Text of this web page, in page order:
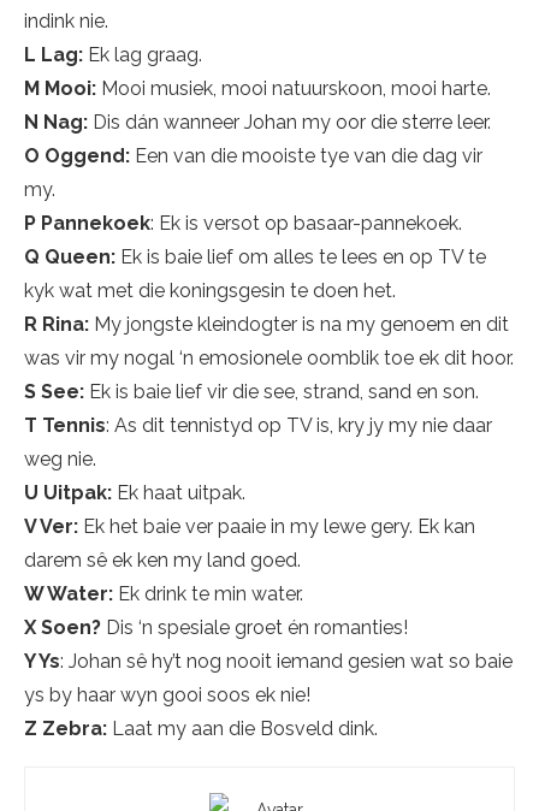
indink nie.
L Lag: Ek lag graag.
M Mooi: Mooi musiek, mooi natuurskoon, mooi harte.
N Nag: Dis dán wanneer Johan my oor die sterre leer.
O Oggend: Een van die mooiste tye van die dag vir
my.
P Pannekoek: Ek is versot op basaar-pannekoek.
Q Queen: Ek is baie lief om alles te lees en op TV te
kyk wat met die koningsgesin te doen het.
R Rina: My jongste kleindogter is na my genoem en dit
was vir my nogal ‘n emosionele oomblik toe ek dit hoor.
S See: Ek is baie lief vir die see, strand, sand en son.
T Tennis: As dit tennistyd op TV is, kry jy my nie daar
weg nie.
U Uitpak: Ek haat uitpak.
V Ver: Ek het baie ver paaie in my lewe gery. Ek kan
darem sê ek ken my land goed.
W Water: Ek drink te min water.
X Soen? Dis ‘n spesiale groet én romanties!
Y Ys: Johan sê hy’t nog nooit iemand gesien wat so baie
ys by haar wyn gooi soos ek nie!
Z Zebra: Laat my aan die Bosveld dink.